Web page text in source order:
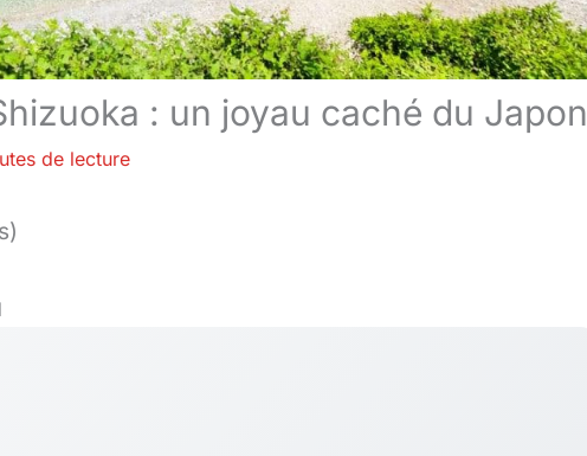
: un joyau caché du Japon
de lecture